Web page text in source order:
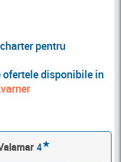
pentru
disponibile in
4★